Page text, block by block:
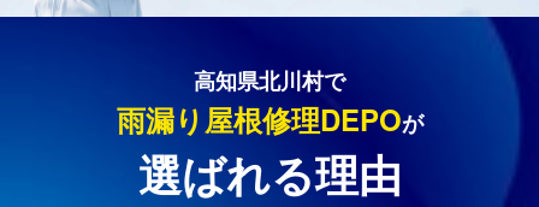
高知県北川村で
雨漏り屋根修理DEPOが
選ばれる理由